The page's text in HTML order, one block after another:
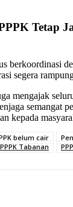
Tetap
berkoordinasi
segera
mengajak
semangat
kepada
belum cair
Tabanan